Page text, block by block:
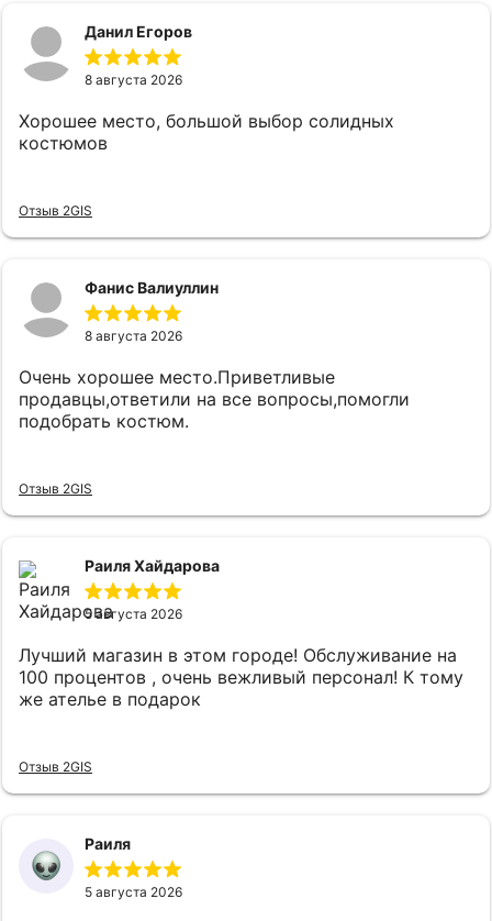
Данил Егоров
8 августа 2026
Хорошее место, большой выбор солидных
костюмов
Отзыв 2GIS
Фанис Валиуллин
8 августа 2026
Очень хорошее место.Приветливые
продавцы,ответили на все вопросы,помогли
подобрать костюм.
Отзыв 2GIS
Раиля Хайдарова
5 августа 2026
Лучший магазин в этом городе! Обслуживание на
100 процентов , очень вежливый персонал! К тому
же ателье в подарок
Отзыв 2GIS
Раиля
5 августа 2026